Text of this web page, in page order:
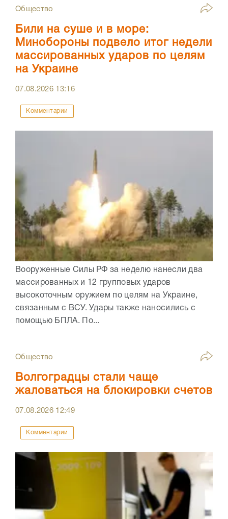
Общество
Били на суше и в море:
Минобороны подвело итог недели
массированных ударов по целям
на Украине
07.08.2026 13:16
Комментарии
Вооруженные Силы РФ за неделю нанесли два
массированных и 12 групповых ударов
высокоточным оружием по целям на Украине,
связанным с ВСУ. Удары также наносились с
помощью БПЛА. По...
Общество
Волгоградцы стали чаще
жаловаться на блокировки счетов
07.08.2026 12:49
Комментарии